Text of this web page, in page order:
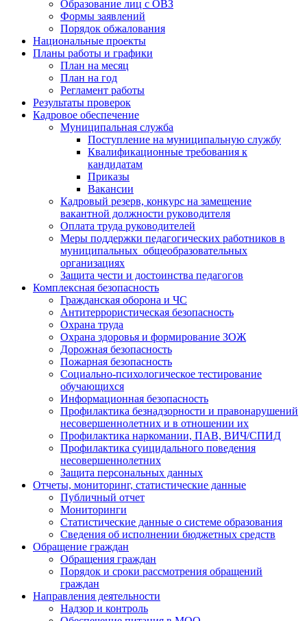
Образование лиц с ОВЗ
Формы заявлений
Порядок обжалования
Национальные проекты
Планы работы и графики
План на месяц
План на год
Регламент работы
Результаты проверок
Кадровое обеспечение
Муниципальная служба
Поступление на муниципальную службу
Квалификационные требования к
кандидатам
Приказы
Вакансии
Кадровый резерв, конкурс на замещение
вакантной должности руководителя
Оплата труда руководителей
Меры поддержки педагогических работников в
муниципальных общеобразовательных
организациях
Защита чести и достоинства педагогов
Комплексная безопасность
Гражданская оборона и ЧС
Антитеррористическая безопасность
Охрана труда
Охрана здоровья и формирование ЗОЖ
Дорожная безопасность
Пожарная безопасность
Социально-психологическое тестирование
обучающихся
Информационная безопасность
Профилактика безнадзорности и правонарушений
несовершеннолетних и в отношении их
Профилактика наркомании, ПАВ, ВИЧ/СПИД
Профилактика суицидального поведения
несовершеннолетних
Защита персональных данных
Отчеты, мониторинг, статистические данные
Публичный отчет
Мониторинги
Статистические данные о системе образования
Сведения об исполнении бюджетных средств
Обращение граждан
Обращения граждан
Порядок и сроки рассмотрения обращений
граждан
Направления деятельности
Надзор и контроль